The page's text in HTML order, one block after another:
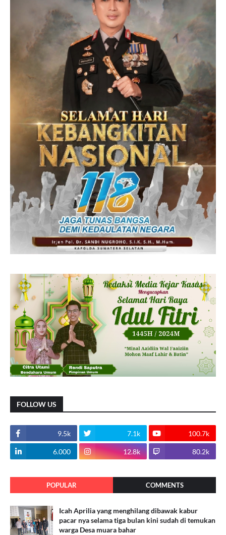
FOLLOW US
9.5k 7.1k 100.7k
6.000 12.8k 80.2k
POPULAR COMMENTS
Icah Aprilia yang menghilang dibawak kabur
pacar nya selama tiga bulan kini sudah di temukan
warga Desa muara bahar